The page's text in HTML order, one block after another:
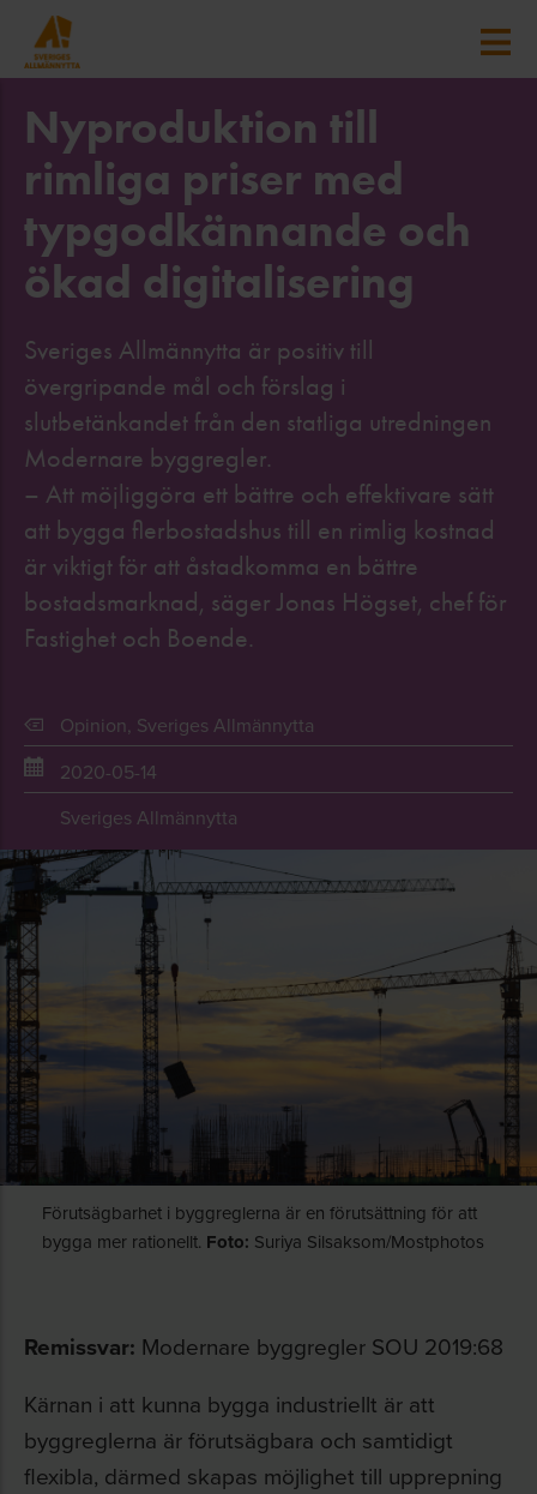
Nyproduktion till
rimliga priser med
typgodkännande och
ökad digitalisering
Sveriges Allmännytta är positiv till
övergripande mål och förslag i
slutbetänkandet från den statliga utredningen
Modernare byggregler.
– Att möjliggöra ett bättre och effektivare sätt
att bygga flerbostadshus till en rimlig kostnad
är viktigt för att åstadkomma en bättre
bostadsmarknad, säger Jonas Högset, chef för
Fastighet och Boende.
Opinion, Sveriges Allmännytta
2020-05-14
Sveriges Allmännytta
Förutsägbarhet i byggreglerna är en förutsättning för att
bygga mer rationellt. Foto: Suriya Silsaksom/Mostphotos
Remissvar: Modernare byggregler SOU 2019:68
Kärnan i att kunna bygga industriellt är att
byggreglerna är förutsägbara och samtidigt
flexibla, därmed skapas möjlighet till upprepning